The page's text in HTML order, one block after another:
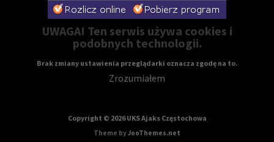
UWAGA! Ten serwis używa cookies i
podobnych technologii.
Brak zmiany ustawienia przeglądarki oznacza zgodę na to.
Zrozumiałem
Copyright © 2026 UKS Ajaks Częstochowa
Theme byJooThemes.net